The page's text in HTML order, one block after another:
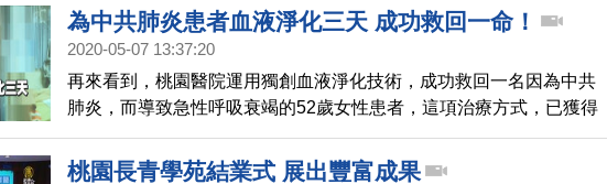
全毀，訂單受到影響下，旭富周一上午一開盤，股價跌停，相關賠償
損失，還有復工進度，還需要進一步確認。
為中共肺炎患者血液淨化三天 成功救回一命！
2020-05-07 13:37:20
再來看到，桃園醫院運用獨創血液淨化技術，成功救回一名因為中共
肺炎，而導致急性呼吸衰竭的52歲女性患者，這項治療方式，已獲得
國際期刊正式接受，成為全球首例，也是台灣之光。
桃園長青學苑結業式 展出豐富成果